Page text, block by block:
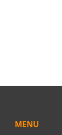
MENU